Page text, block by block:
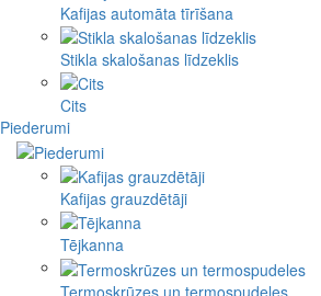
Kafijas automāta tīrīšana
Stikla skalošanas līdzeklis
Cits
Piederumi
Kafijas grauzdētāji
Tējkanna
Termoskrūzes un termospudeles